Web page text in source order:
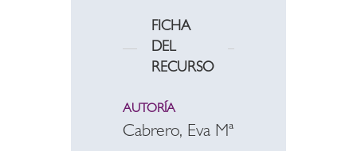
FICHA
DEL
RECURSO
AUTORÍA
Cabrero, Eva Mª